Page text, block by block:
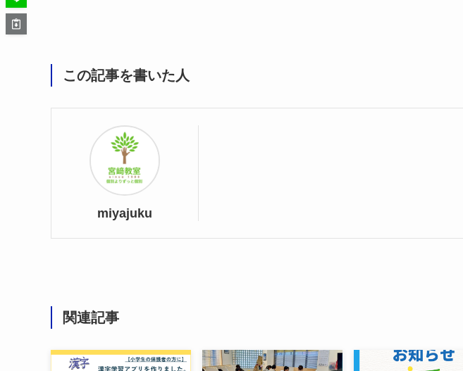
この記事を書いた人
miyajuku
関連記事